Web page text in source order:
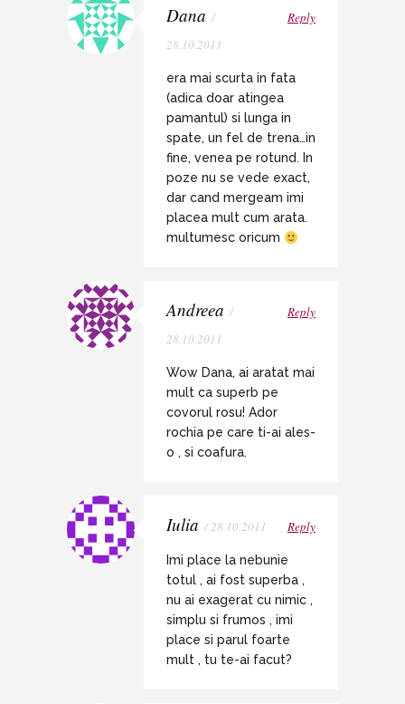
Dana /
28.10.2011
Reply
era mai scurta in fata
(adica doar atingea
pamantul) si lunga in
spate, un fel de trena…in
fine, venea pe rotund. In
poze nu se vede exact,
dar cand mergeam imi
placea mult cum arata.
multumesc oricum
Andreea /
28.10.2011
Reply
Wow Dana, ai aratat mai
mult ca superb pe
covorul rosu! Ador
rochia pe care ti-ai ales-
o , si coafura.
Iulia / 28.10.2011 Reply
Imi place la nebunie
totul , ai fost superba ,
nu ai exagerat cu nimic ,
simplu si frumos , imi
place si parul foarte
mult , tu te-ai facut?